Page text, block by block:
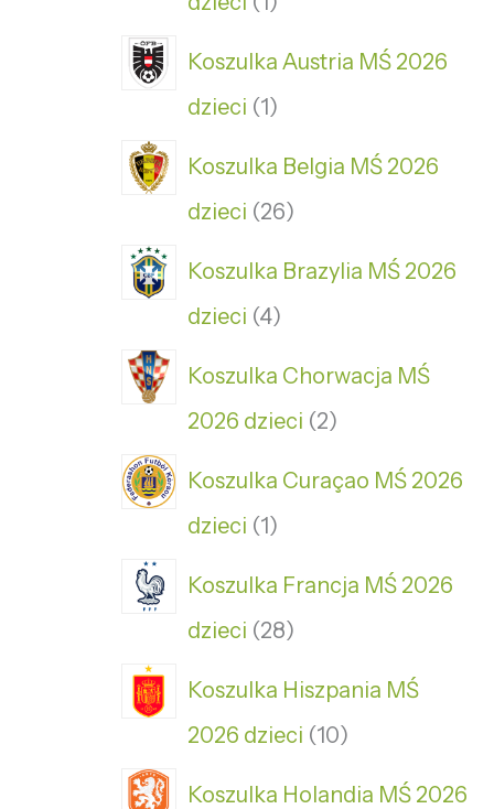
Koszulka Austria MŚ 2026
dzieci 1
Koszulka Belgia MŚ 2026
dzieci 26
Koszulka Brazylia MŚ 2026
dzieci 4
Koszulka Chorwacja MŚ
2026 dzieci 2
Koszulka Curaçao MŚ 2026
dzieci 1
Koszulka Francja MŚ 2026
dzieci 28
Koszulka Hiszpania MŚ
2026 dzieci 10
Koszulka Holandia MŚ 2026